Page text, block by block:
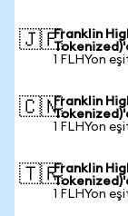
🇯🇵Franklin
1 FLHYon
🇨🇳Franklin
1 FLHYon
🇹🇷Franklin
1 FLHYon